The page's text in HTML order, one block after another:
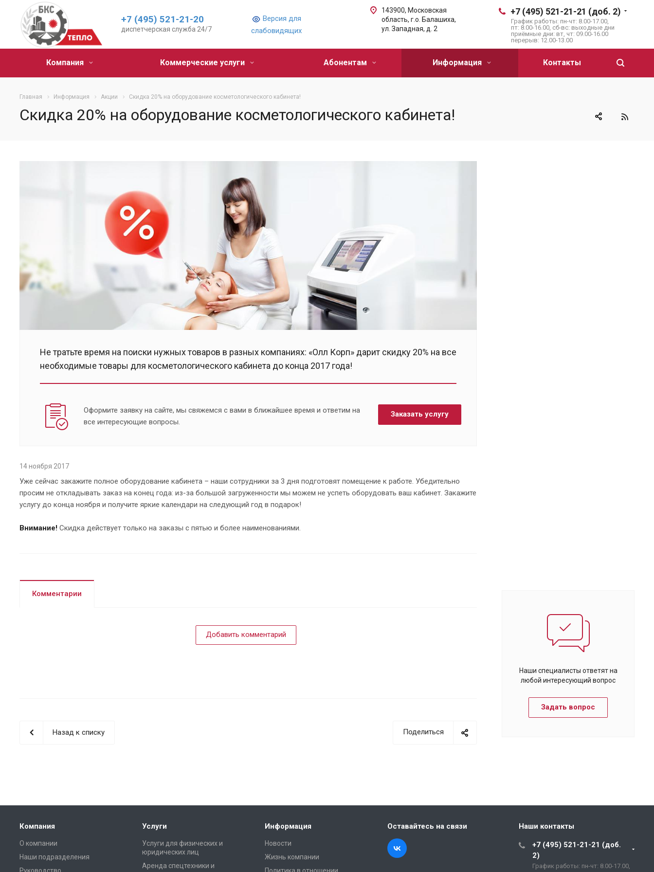
+7 (495) 521-21-20
диспетчерская служба 24/7
+7 (495) 521-21-21 (доб. 2)
График работы: пн-чт: 8.00-17.00,
пт: 8.00-16.00, сб-вс: выходные дни
приёмные дни: вт, чт: 09.00-16.00
перерыв: 12.00-13.00
143900, Московская
область, г.о. Балашиха,
ул. Западная, д. 2
Версия для
слабовидящих
Компания Коммерческие услуги Абонентам Информация Контакты
Главная Информация Акции Скидка 20% на оборудование косметологического кабинета!
Скидка 20% на оборудование косметологического кабинета!
Не тратьте время на поиски нужных товаров в разных компаниях: «Олл Корп» дарит скидку 20% на все
необходимые товары для косметологического кабинета до конца 2017 года!
Оформите заявку на сайте, мы свяжемся с вами в ближайшее время и ответим на
все интересующие вопросы.
Заказать услугу
14 ноября 2017
Уже сейчас закажите полное оборудование кабинета – наши сотрудники за 3 дня подготовят помещение к работе. Убедительно
просим не откладывать заказ на конец года: из-за большой загруженности мы можем не успеть оборудовать ваш кабинет. Закажите
услугу до конца ноября и получите яркие календари на следующий год в подарок!
Внимание! Скидка действует только на заказы с пятью и более наименованиями.
Комментарии
Добавить комментарий
Наши специалисты ответят на
любой интересующий вопрос
Задать вопрос
Поделиться
Назад к списку
Компания
О компании
Наши подразделения
Услуги
Услуги для физических и
юридических лиц
Аренда спецтехники и
Информация
Новости
Жизнь компании
Оставайтесь на связи Наши контакты
+7 (495) 521-21-21 (доб.
2)
График работы: пн-чт: 8.00-17.00,